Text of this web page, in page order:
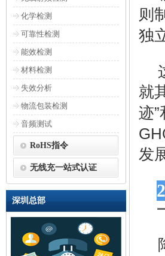
化学检测
可靠性检测
能效检测
材料检测
失效分析
物流包装检测
音频测试
RoHS指令
无线充一站式认证
深圳总部
则
独
就
迹”
发
2